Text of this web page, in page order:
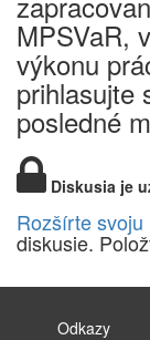
MPSVaR,
výkonu
prihlasujte
posledné
Diskusia je
Rozšírte svoju
diskusie.
Odkazy